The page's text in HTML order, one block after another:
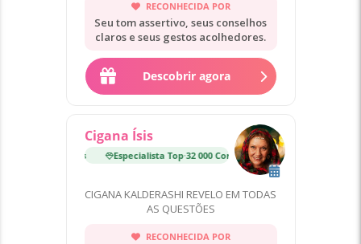
RECONHECIDA POR
Seu tom assertivo, seus conselhos
claros e seus gestos acolhedores.
Descobrir agora
Cigana Ísis
Especialista Top·32 000 Consultas Especialista Top
CIGANA KALDERASHI REVELO EM TODAS
AS QUESTÕES
RECONHECIDA POR